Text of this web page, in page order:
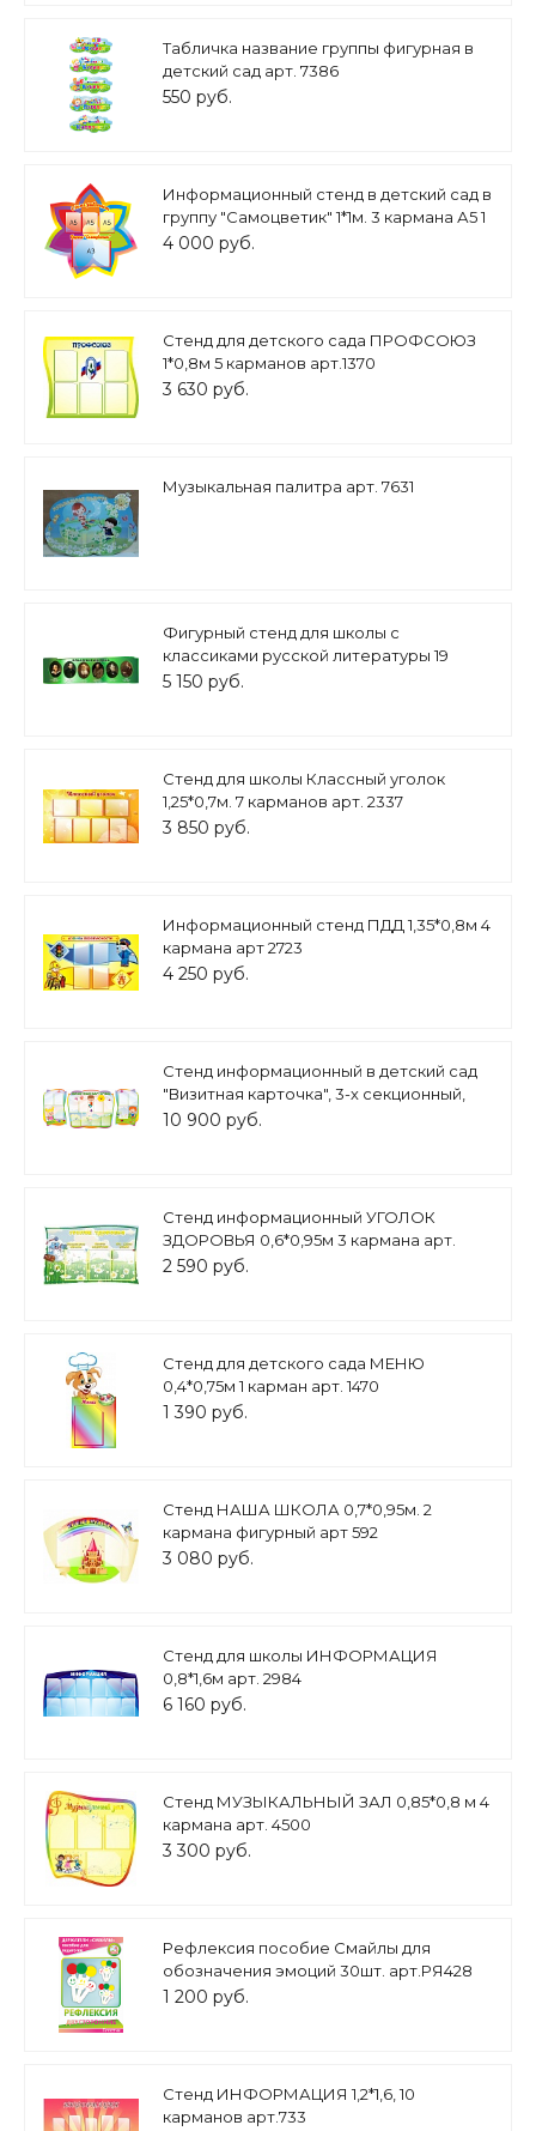
Табличка название группы фигурная в
детский сад арт. 7386
550 руб.
Информационный стенд в детский сад в
группу "Самоцветик" 1*1м. 3 кармана А5 1
карман А3 арт. ДС1049
4 000 руб.
Стенд для детского сада ПРОФСОЮЗ
1*0,8м 5 карманов арт.1370
3 630 руб.
Музыкальная палитра арт. 7631
Фигурный стенд для школы с
классиками русской литературы 19
века, 2*0,6м арт. 1353
5 150 руб.
Стенд для школы Классный уголок
1,25*0,7м. 7 карманов арт. 2337
3 850 руб.
Информационный стенд ПДД 1,35*0,8м 4
кармана арт 2723
4 250 руб.
Стенд информационный в детский сад
"Визитная карточка", 3-х секционный,
арт. ДС3279
10 900 руб.
Стенд информационный УГОЛОК
ЗДОРОВЬЯ 0,6*0,95м 3 кармана арт.
2703
2 590 руб.
Стенд для детского сада МЕНЮ
0,4*0,75м 1 карман арт. 1470
1 390 руб.
Стенд НАША ШКОЛА 0,7*0,95м. 2
кармана фигурный арт 592
3 080 руб.
Стенд для школы ИНФОРМАЦИЯ
0,8*1,6м арт. 2984
6 160 руб.
Стенд МУЗЫКАЛЬНЫЙ ЗАЛ 0,85*0,8 м 4
кармана арт. 4500
3 300 руб.
Рефлексия пособие Смайлы для
обозначения эмоций 30шт. арт.РЯ428
1 200 руб.
Стенд ИНФОРМАЦИЯ 1,2*1,6, 10
карманов арт.733